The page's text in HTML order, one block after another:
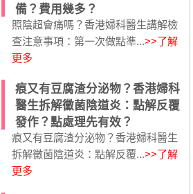
備？費用幾多？
照陰超會痛嗎？香港婦科醫生講解檢
查注意事項：第一次做點準...>>了解
更多
痕又有豆腐渣分泌物？香港婦科
醫生拆解黴菌陰道炎：點解反覆
發作？點處理先有效？
痕又有豆腐渣分泌物？香港婦科醫生
拆解黴菌陰道炎：點解反覆...>>了解
更多